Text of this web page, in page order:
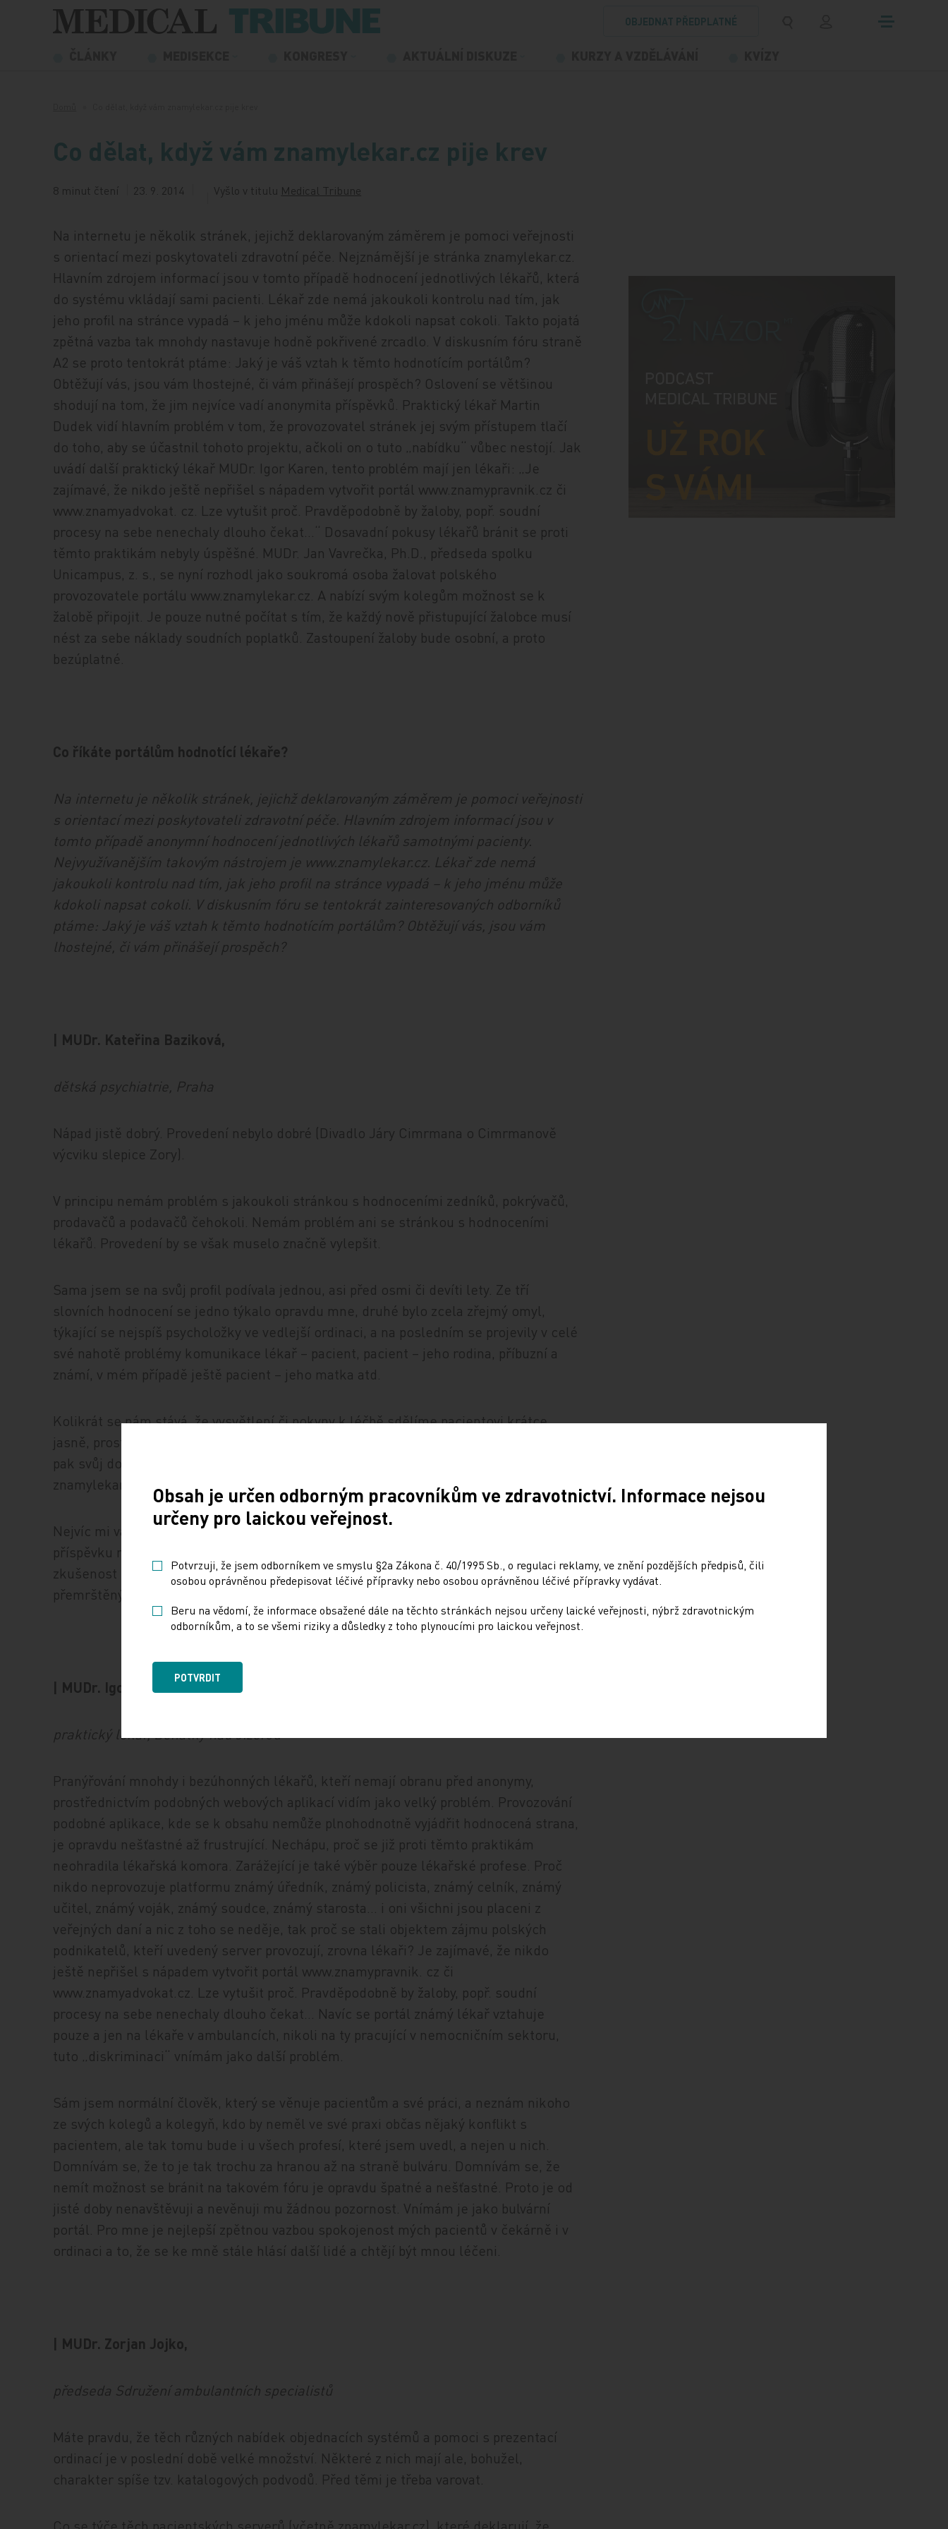
Přeskočit na obsah
OBJEDNAT PŘEDPLATNÉ
Co dělat, když vám znamylekar.cz pije krev
8 minut čtení 23. 9. 2014 Vyšlo v titulu Medical Tribune
Na internetu je několik stránek, jejichž deklarovaným záměrem je pomoci veřejnosti
s orientací mezi poskytovateli zdravotní péče. Nejznámější je stránka znamylekar.cz.
Hlavním zdrojem informací jsou v tomto případě hodnocení jednotlivých lékařů, která
do systému vkládají sami pacienti. Lékař zde nemá jakoukoli kontrolu nad tím, jak
jeho profil na stránce vypadá – k jeho jménu může kdokoli napsat cokoli. Takto pojatá
zpětná vazba tak mnohdy nastavuje hodně pokřivené zrcadlo. V diskusním fóru straně
A2 se proto tentokrát ptáme: Jaký je váš vztah k těmto hodnotícím portálům?
Obtěžují vás, jsou vám lhostejné, či vám přinášejí prospěch? Oslovení se většinou
shodují na tom, že jim nejvíce vadí anonymita příspěvků. Praktický lékař Martin
Dudek vidí hlavním problém v tom, že provozovatel stránek jej svým přístupem tlačí
do toho, aby se účastnil tohoto projektu, ačkoli on o tuto „nabídku“ vůbec nestojí. Jak
uvádí další praktický lékař MUDr. Igor Karen, tento problém mají jen lékaři: „Je
zajímavé, že nikdo ještě nepřišel s nápadem vytvořit portál www.znamypravnik.cz či
www.znamyadvokat. cz. Lze vytušit proč. Pravděpodobně by žaloby, popř. soudní
procesy na sebe nenechaly dlouho čekat…“ Dosavadní pokusy lékařů bránit se proti
těmto praktikám nebyly úspěšné. MUDr. Jan Vavrečka, Ph.D., předseda spolku
Unicampus, z. s., se nyní rozhodl jako soukromá osoba žalovat polského
provozovatele portálu www.znamylekar.cz. A nabízí svým kolegům možnost se k
žalobě připojit. Je pouze nutné počítat s tím, že každý nově přistupující žalobce musí
nést za sebe náklady soudních poplatků. Zastoupení žaloby bude osobní, a proto
bezúplatné.
Co říkáte portálům hodnotící lékaře?
Na internetu je několik stránek, jejichž deklarovaným záměrem je pomoci veřejnosti
s orientací mezi poskytovateli zdravotní péče. Hlavním zdrojem informací jsou v
tomto případě anonymní hodnocení jednotlivých lékařů samotnými pacienty.
Nejvyužívanějším takovým nástrojem je www.znamylekar.cz. Lékař zde nemá
jakoukoli kontrolu nad tím, jak jeho profil na stránce vypadá – k jeho jménu může
kdokoli napsat cokoli. V diskusním fóru se tentokrát zainteresovaných odborníků
ptáme: Jaký je váš vztah k těmto hodnotícím portálům? Obtěžují vás, jsou vám
lhostejné, či vám přinášejí prospěch?
| MUDr. Kateřina Baziková,
dětská psychiatrie, Praha
Nápad jistě dobrý. Provedení nebylo dobré (Divadlo Járy Cimrmana o Cimrmanově
výcviku slepice Zory).
V principu nemám problém s jakoukoli stránkou s hodnoceními zedníků, pokrývačů,
prodavačů a podavačů čehokoli. Nemám problém ani se stránkou s hodnoceními
lékařů. Provedení by se však muselo značně vylepšit.
Sama jsem se na svůj profil podívala jednou, asi před osmi či devíti lety. Ze tří
slovních hodnocení se jedno týkalo opravdu mne, druhé bylo zcela zřejmý omyl,
týkající se nejspíš psycholožky ve vedlejší ordinaci, a na posledním se projevily v celé
své nahotě problémy komunikace lékař – pacient, pacient – jeho rodina, příbuzní a
známí, v mém případě ještě pacient – jeho matka atd.
Kolikrát se nám stává, že vysvětlení či pokyny k léčbě sdělíme pacientovi krátce,
jasně, prostými slovy. Dáme mu čas a prostor pro případné otázky. Nezeptá se na nic a
pak svůj dojem, často překroucený až k bizarnosti, napíše anonymně na
znamylekar.cz.
Nejvíc mi vadí anonymita přispěvatelů. Podle mne by měla být podmínkou přidání
příspěvku neanonymita hodnotitele. Při anonymním příspěvku nevíme, co je opravdu
zkušenost pacienta, co je pomsta pacienta, protože jsme nevyhověli jeho
přemrštěným požadavkům, případně co je konkurenční boj mezi lékaři.
| MUDr. Igor Karen,
praktický lékař, Benátky nad Jizerou
Pranýřování mnohdy i bezúhonných lékařů, kteří nemají obranu před anonymy,
prostřednictvím podobných webových aplikací vidím jako velký problém. Provozování
podobné aplikace, kde se k obsahu nemůže plnohodnotně vyjádřit hodnocená strana,
je opravdu nešťastné až frustrující. Nechápu, proč se již proti těmto praktikám
neohradila lékařská komora. Zarážející je také výběr pouze lékařské profese. Proč
nikdo neprovozuje platformu známý úředník, známý policista, známý celník, známý
učitel, známý voják, známý soudce, známý starosta… i oni všichni jsou placeni z
veřejných daní a nic z toho se neděje, tak proč se stali objektem zájmu polských
podnikatelů, kteří uvedený server provozují, zrovna lékaři? Je zajímavé, že nikdo
ještě nepřišel s nápadem vytvořit portál www.znamypravnik. cz či
www.znamyadvokat.cz. Lze vytušit proč. Pravděpodobně by žaloby, popř. soudní
procesy na sebe nenechaly dlouho čekat… Navíc se portál známý lékař vztahuje
pouze a jen na lékaře v ambulancích, nikoli na ty pracující v nemocničním sektoru,
tuto „diskriminaci“ vnímám jako další problém.
Sám jsem normální člověk, který se věnuje pacientům a své práci, a neznám nikoho
ze svých kolegů a kolegyň, kdo by neměl ve své praxi občas nějaký konflikt s
pacientem, ale tak tomu bude i u všech profesí, které jsem uvedl, a nejen u nich.
Domnívám se, že to je tak trochu za hranou až na straně bulváru. Domnívám se, že
nemít možnost se bránit na takovém fóru je opravdu špatné a nešťastné. Proto je od
jisté doby nenavštěvuji a nevěnuji mu žádnou pozornost. Vnímám je jako bulvární
portál. Pro mne je nejlepší zpětnou vazbou spokojenost mých pacientů v čekárně i v
ordinaci a to, že se ke mně stále hlásí další lidé a chtějí být mnou léčeni.
| MUDr. Zorjan Jojko,
předseda Sdružení ambulantních specialistů
Máte pravdu, že těch různých nabídek objednacích systémů a pomoci s prezentací
ordinací je v poslední době velké množství. Některé z nich mají ale, bohužel,
charakter spíše tzv. katalogových podvodů. Před těmi je třeba varovat.
Obsah je určen odborným pracovníkům ve zdravotnictví. Informace nejsou
určeny pro laickou veřejnost.
Potvrzuji, že jsem odborníkem ve smyslu §2a Zákona č. 40/1995 Sb., o regulaci reklamy, ve znění pozdějších předpisů, čili
osobou oprávněnou předepisovat léčivé přípravky nebo osobou oprávněnou léčivé přípravky vydávat.
Beru na vědomí, že informace obsažené dále na těchto stránkách nejsou určeny laické veřejnosti, nýbrž zdravotnickým
odborníkům, a to se všemi riziky a důsledky z toho plynoucími pro laickou veřejnost.
POTVRDIT